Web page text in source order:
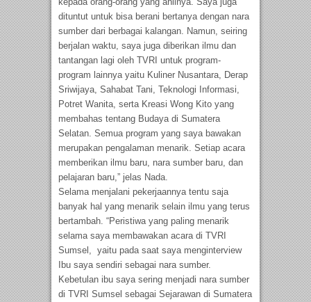
dituntut untuk bisa berani bertanya dengan nara
sumber dari berbagai kalangan. Namun, seiring
berjalan waktu, saya juga diberikan ilmu dan
tantangan lagi oleh TVRI untuk program-
program lainnya yaitu Kuliner Nusantara, Derap
Sriwijaya, Sahabat Tani, Teknologi Informasi,
Potret Wanita, serta Kreasi Wong Kito yang
membahas tentang Budaya di Sumatera
Selatan. Semua program yang saya bawakan
merupakan pengalaman menarik. Setiap acara
memberikan ilmu baru, nara sumber baru, dan
pelajaran baru,” jelas Nada.
Selama menjalani pekerjaannya tentu saja
banyak hal yang menarik selain ilmu yang terus
bertambah. “Peristiwa yang paling menarik
selama saya membawakan acara di TVRI
Sumsel, yaitu pada saat saya menginterview
Ibu saya sendiri sebagai nara sumber.
Kebetulan ibu saya sering menjadi nara sumber
di TVRI Sumsel sebagai Sejarawan di Sumatera